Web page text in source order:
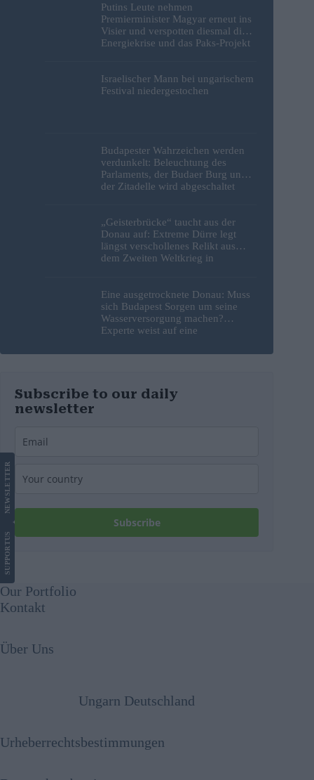
Putins Leute nehmen
Premierminister Magyar erneut ins
Visier und verspotten diesmal die
Energiekrise und das Paks-Projekt
Israelischer Mann bei ungarischem
Festival niedergestochen
Budapester Wahrzeichen werden
verdunkelt: Beleuchtung des
Parlaments, der Budaer Burg und
der Zitadelle wird abgeschaltet
„Geisterbrücke“ taucht aus der
Donau auf: Extreme Dürre legt
längst verschollenes Relikt aus
dem Zweiten Weltkrieg in
Eine ausgetrocknete Donau: Muss
sich Budapest Sorgen um seine
Wasserversorgung machen?
Experte weist auf eine
Subscribe to our daily
newsletter
Subscribe
SUPPORT
US
NEWS
LETTER
Our Portfolio
Kontakt
Über Uns
Ungarn Deutschland
Urheberrechtsbestimmungen